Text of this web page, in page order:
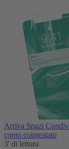
Arriva Spazi
conto cointestato
3' di lettura